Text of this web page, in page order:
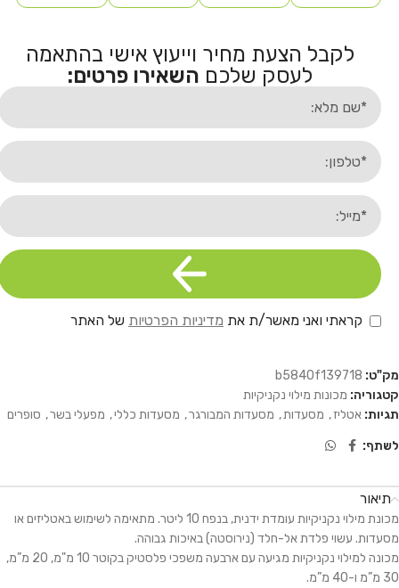
לקבל הצעת מחיר וייעוץ אישי בהתאמה
לעסק שלכם השאירו פרטים:
קראתי ואני מאשר/ת את מדיניות הפרטיות של האתר
מק"ט: b5840f139718
קטגוריה: מכונות מילוי נקניקיות
תגיות: אטליז, מסעדות, מסעדות המבורגר, מסעדות כללי, מפעלי בשר, סופרים
לשתף:
תיאור
מכונת מילוי נקניקיות עומדת ידנית, בנפח 10 ליטר. מתאימה לשימוש באטליזים או
מסעדות. עשוי פלדת אל-חלד (נירוסטה) באיכות גבוהה.
מכונה למילוי נקניקיות מגיעה עם ארבעה משפכי פלסטיק בקוטר 10 מ"מ, 20 מ”מ,
30 מ”מ ו-40 מ”מ.